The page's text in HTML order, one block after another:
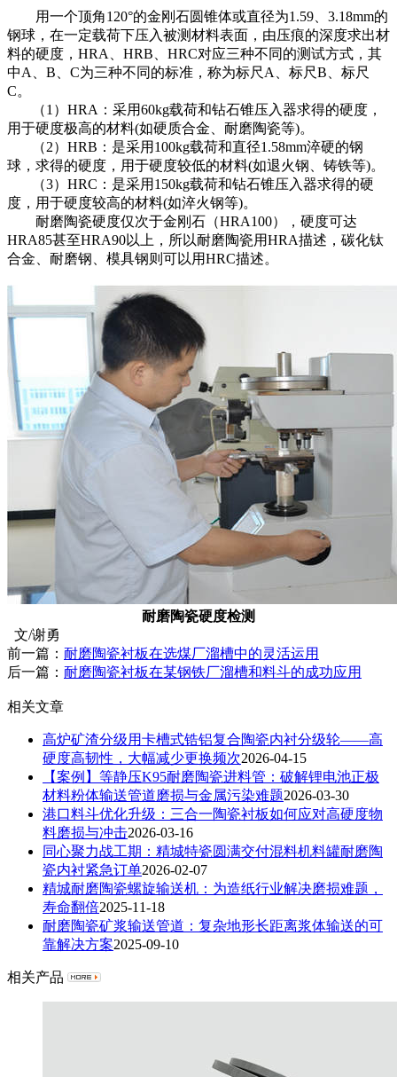
用一个顶角120°的金刚石圆锥体或直径为1.59、3.18mm的
钢球，在一定载荷下压入被测材料表面，由压痕的深度求出材
料的硬度，HRA、HRB、HRC对应三种不同的测试方式，其
中A、B、C为三种不同的标准，称为标尺A、标尺B、标尺
C。
（1）HRA：采用60kg载荷和钻石锥压入器求得的硬度，
用于硬度极高的材料(如硬质合金、耐磨陶瓷等)。
（2）HRB：是采用100kg载荷和直径1.58mm淬硬的钢
球，求得的硬度，用于硬度较低的材料(如退火钢、铸铁等)。
（3）HRC：是采用150kg载荷和钻石锥压入器求得的硬
度，用于硬度较高的材料(如淬火钢等)。
耐磨陶瓷硬度仅次于金刚石（HRA100），硬度可达
HRA85甚至HRA90以上，所以耐磨陶瓷用HRA描述，碳化钛
合金、耐磨钢、模具钢则可以用HRC描述。
耐磨陶瓷硬度检测
文/谢勇
前一篇： 耐磨陶瓷衬板在选煤厂溜槽中的灵活运用
后一篇： 耐磨陶瓷衬板在某钢铁厂溜槽和料斗的成功应用
相关文章
高炉矿渣分级用卡槽式锆铝复合陶瓷内衬分级轮——高
硬度高韧性，大幅减少更换频次2026-04-15
【案例】等静压K95耐磨陶瓷进料管：破解锂电池正极
材料粉体输送管道磨损与金属污染难题2026-03-30
港口料斗优化升级：三合一陶瓷衬板如何应对高硬度物
料磨损与冲击2026-03-16
同心聚力战工期：精城特瓷圆满交付混料机料罐耐磨陶
瓷内衬紧急订单2026-02-07
精城耐磨陶瓷螺旋输送机：为造纸行业解决磨损难题，
寿命翻倍2025-11-18
耐磨陶瓷矿浆输送管道：复杂地形长距离浆体输送的可
靠解决方案2025-09-10
相关产品